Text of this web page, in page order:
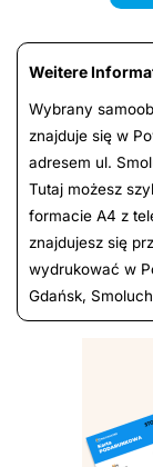
Weitere
Wybrany
znajduje się w
adresem ul.
Tutaj możesz
formacie A4 z
znajdujesz się
wydrukować w
Gdańsk,